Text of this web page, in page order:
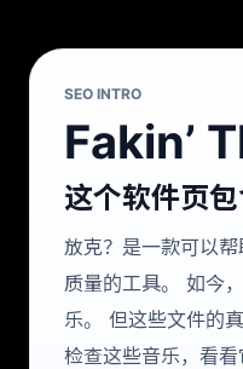
SEO INTRO
Fakin’
这个软件页
放克？是一款可以
质量的工具。 如今
乐。 但这些文件的
检查这些音乐，看